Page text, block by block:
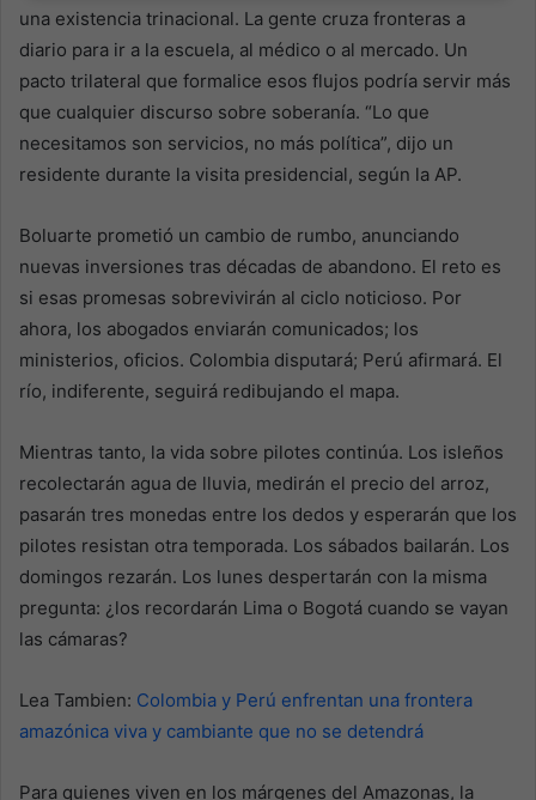
una existencia trinacional. La gente cruza fronteras a
diario para ir a la escuela, al médico o al mercado. Un
pacto trilateral que formalice esos flujos podría servir más
que cualquier discurso sobre soberanía. “Lo que
necesitamos son servicios, no más política”, dijo un
residente durante la visita presidencial, según la AP.
Boluarte prometió un cambio de rumbo, anunciando
nuevas inversiones tras décadas de abandono. El reto es
si esas promesas sobrevivirán al ciclo noticioso. Por
ahora, los abogados enviarán comunicados; los
ministerios, oficios. Colombia disputará; Perú afirmará. El
río, indiferente, seguirá redibujando el mapa.
Mientras tanto, la vida sobre pilotes continúa. Los isleños
recolectarán agua de lluvia, medirán el precio del arroz,
pasarán tres monedas entre los dedos y esperarán que los
pilotes resistan otra temporada. Los sábados bailarán. Los
domingos rezarán. Los lunes despertarán con la misma
pregunta: ¿los recordarán Lima o Bogotá cuando se vayan
las cámaras?
Lea Tambien: Colombia y Perú enfrentan una frontera
amazónica viva y cambiante que no se detendrá
Para quienes viven en los márgenes del Amazonas, la